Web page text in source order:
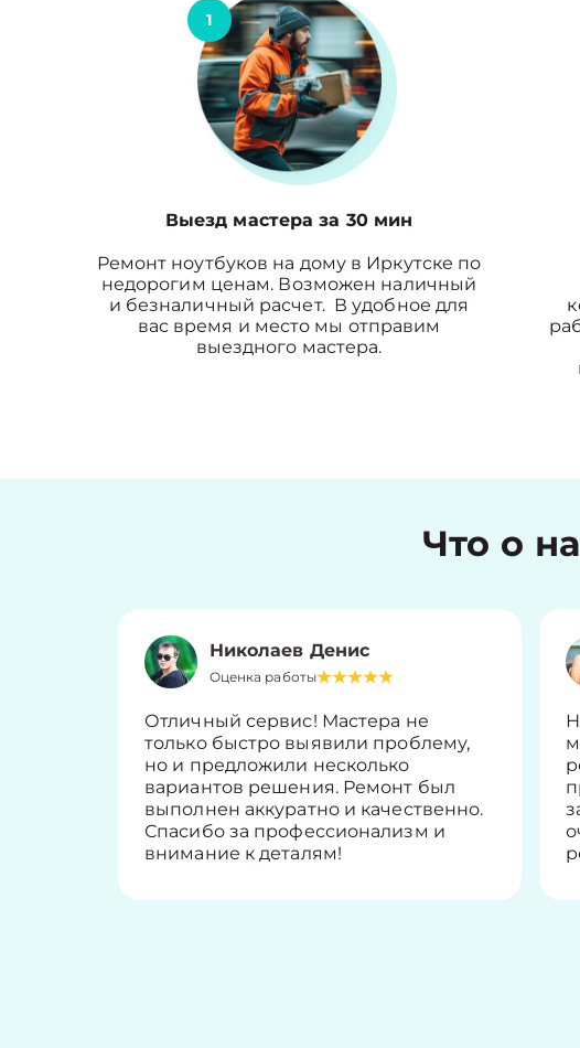
1
Выезд мастера за 30 мин
Ремонт ноутбуков на дому в Иркутске по
недорогим ценам. Возможен наличный
и безналичный расчет. В удобное для
вас время и место мы отправим
выездного мастера.
Что о
Николаев Денис
Оценка работы
Отличный сервис! Мастера не
только быстро выявили проблему,
но и предложили несколько
вариантов решения. Ремонт был
выполнен аккуратно и качественно.
Спасибо за профессионализм и
внимание к деталям!